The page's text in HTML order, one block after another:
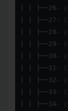
| | ├──26-（
| | ├──27-（
| | ├──28-（
| | ├──29-（
| | ├──30-（
| | ├──31-（
| | ├──32-（
| | ├──33-（
| | ├──34-（